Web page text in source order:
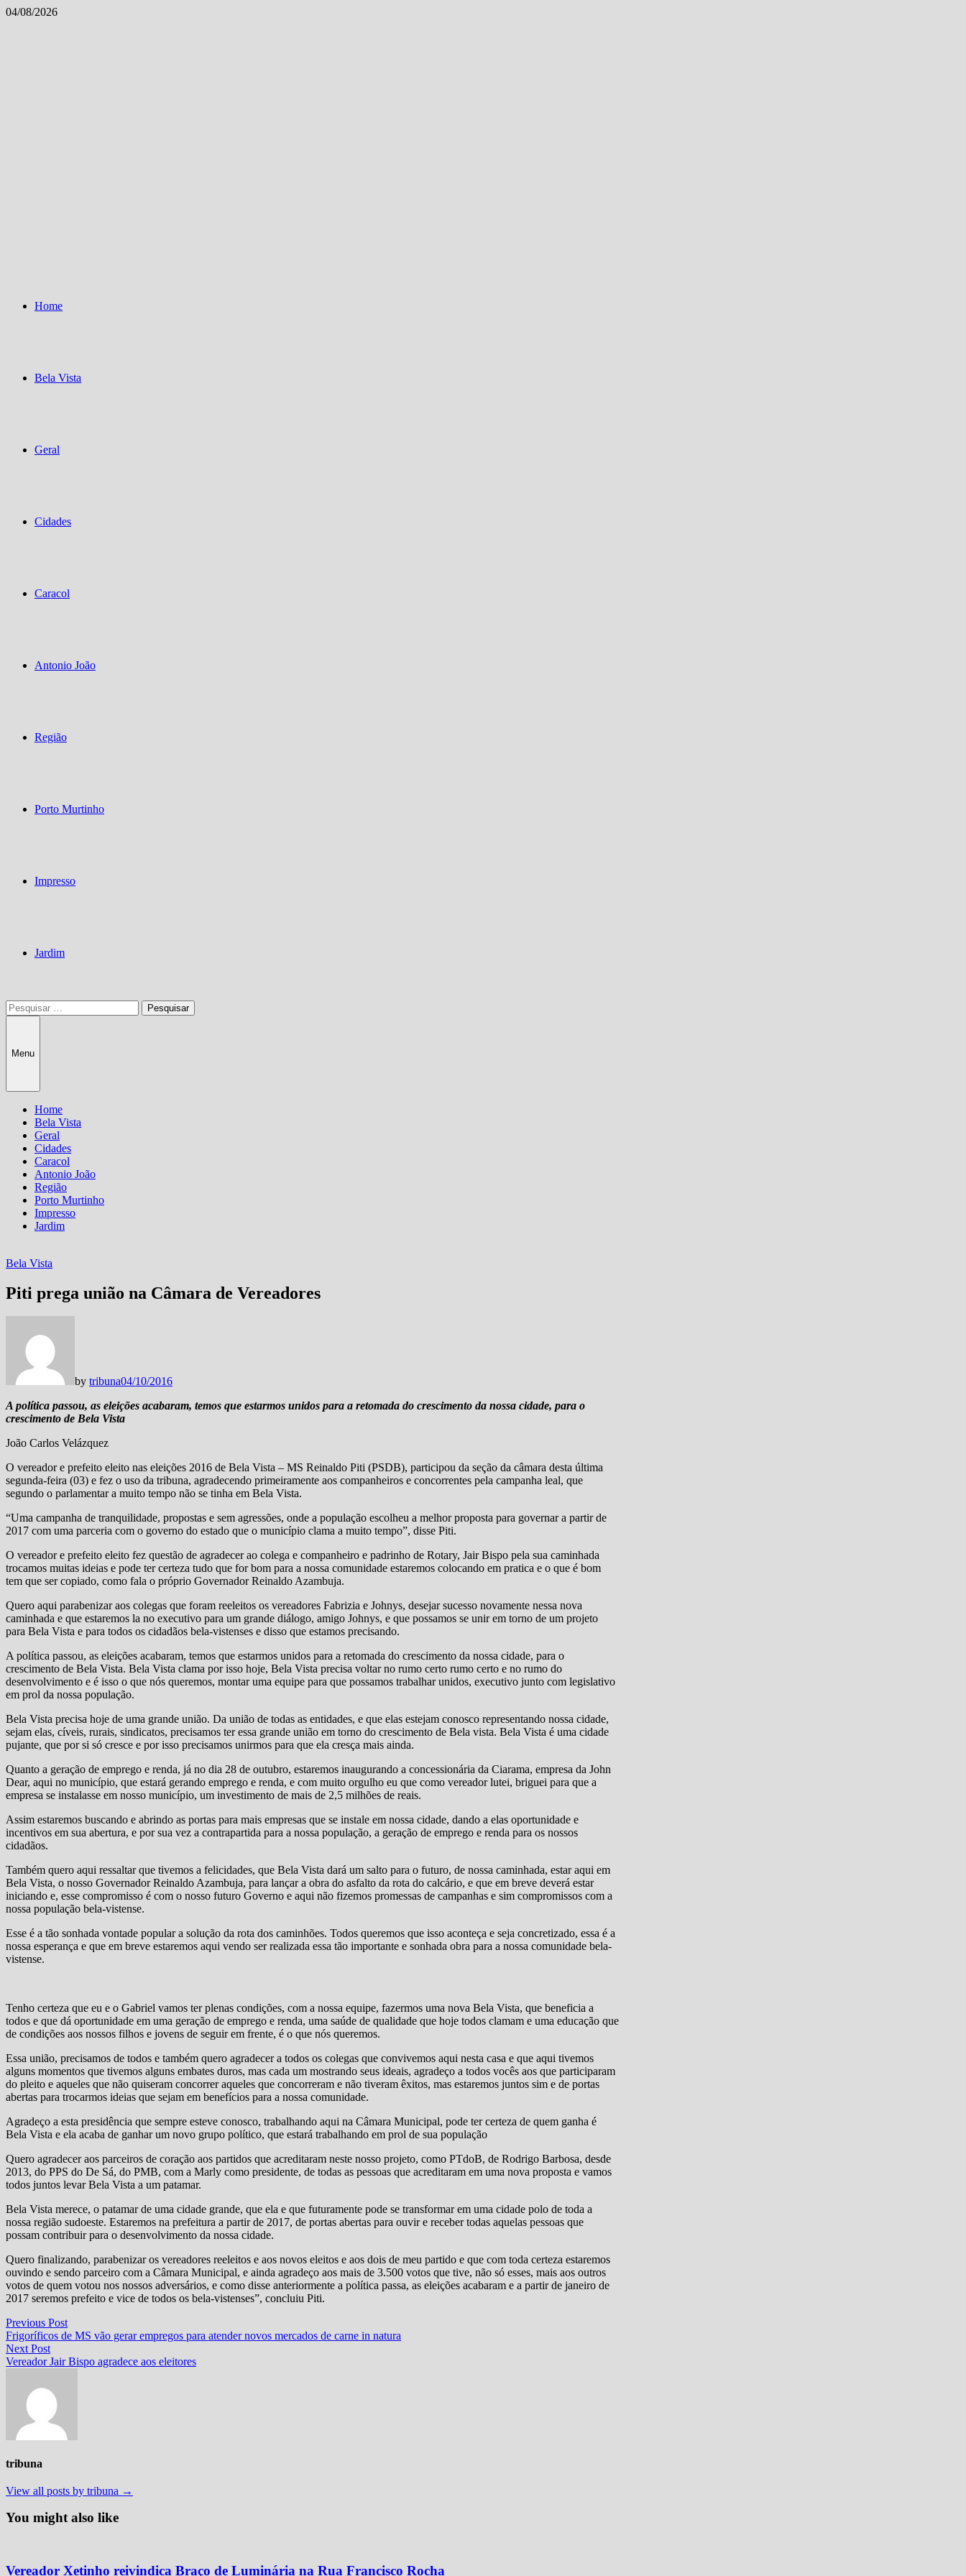
Skip
04/08/2026
Home
Bela Vista
Geral
Cidades
Caracol
Antonio João
Região
Porto Murtinho
Impresso
Jardim
Pesquisar
por:
Menu
Home
Bela Vista
Geral
Cidades
Caracol
Antonio João
Região
Porto Murtinho
Impresso
Jardim
Bela Vista
Piti prega união na Câmara de Vereadores
by tribuna04/10/2016
A política passou, as eleições acabaram, temos que estarmos unidos para a retomada do crescimento da nossa cidade, para o
crescimento de Bela Vista
João Carlos Velázquez
O vereador e prefeito eleito nas eleições 2016 de Bela Vista – MS Reinaldo Piti (PSDB), participou da seção da câmara desta última
segunda-feira (03) e fez o uso da tribuna, agradecendo primeiramente aos companheiros e concorrentes pela campanha leal, que
segundo o parlamentar a muito tempo não se tinha em Bela Vista.
“Uma campanha de tranquilidade, propostas e sem agressões, onde a população escolheu a melhor proposta para governar a partir de
2017 com uma parceria com o governo do estado que o município clama a muito tempo”, disse Piti.
O vereador e prefeito eleito fez questão de agradecer ao colega e companheiro e padrinho de Rotary, Jair Bispo pela sua caminhada
trocamos muitas ideias e pode ter certeza tudo que for bom para a nossa comunidade estaremos colocando em pratica e o que é bom
tem que ser copiado, como fala o próprio Governador Reinaldo Azambuja.
Quero aqui parabenizar aos colegas que foram reeleitos os vereadores Fabrizia e Johnys, desejar sucesso novamente nessa nova
caminhada e que estaremos la no executivo para um grande diálogo, amigo Johnys, e que possamos se unir em torno de um projeto
para Bela Vista e para todos os cidadãos bela-vistenses e disso que estamos precisando.
A política passou, as eleições acabaram, temos que estarmos unidos para a retomada do crescimento da nossa cidade, para o
crescimento de Bela Vista. Bela Vista clama por isso hoje, Bela Vista precisa voltar no rumo certo rumo certo e no rumo do
desenvolvimento e é isso o que nós queremos, montar uma equipe para que possamos trabalhar unidos, executivo junto com legislativo
em prol da nossa população.
Bela Vista precisa hoje de uma grande união. Da união de todas as entidades, e que elas estejam conosco representando nossa cidade,
sejam elas, cíveis, rurais, sindicatos, precisamos ter essa grande união em torno do crescimento de Bela vista. Bela Vista é uma cidade
pujante, que por si só cresce e por isso precisamos unirmos para que ela cresça mais ainda.
Quanto a geração de emprego e renda, já no dia 28 de outubro, estaremos inaugurando a concessionária da Ciarama, empresa da John
Dear, aqui no município, que estará gerando emprego e renda, e com muito orgulho eu que como vereador lutei, briguei para que a
empresa se instalasse em nosso município, um investimento de mais de 2,5 milhões de reais.
Assim estaremos buscando e abrindo as portas para mais empresas que se instale em nossa cidade, dando a elas oportunidade e
incentivos em sua abertura, e por sua vez a contrapartida para a nossa população, a geração de emprego e renda para os nossos
cidadãos.
Também quero aqui ressaltar que tivemos a felicidades, que Bela Vista dará um salto para o futuro, de nossa caminhada, estar aqui em
Bela Vista, o nosso Governador Reinaldo Azambuja, para lançar a obra do asfalto da rota do calcário, e que em breve deverá estar
iniciando e, esse compromisso é com o nosso futuro Governo e aqui não fizemos promessas de campanhas e sim compromissos com a
nossa população bela-vistense.
Esse é a tão sonhada vontade popular a solução da rota dos caminhões. Todos queremos que isso aconteça e seja concretizado, essa é a
nossa esperança e que em breve estaremos aqui vendo ser realizada essa tão importante e sonhada obra para a nossa comunidade bela-
vistense.
Tenho certeza que eu e o Gabriel vamos ter plenas condições, com a nossa equipe, fazermos uma nova Bela Vista, que beneficia a
todos e que dá oportunidade em uma geração de emprego e renda, uma saúde de qualidade que hoje todos clamam e uma educação que
de condições aos nossos filhos e jovens de seguir em frente, é o que nós queremos.
Essa união, precisamos de todos e também quero agradecer a todos os colegas que convivemos aqui nesta casa e que aqui tivemos
alguns momentos que tivemos alguns embates duros, mas cada um mostrando seus ideais, agradeço a todos vocês aos que participaram
do pleito e aqueles que não quiseram concorrer aqueles que concorreram e não tiveram êxitos, mas estaremos juntos sim e de portas
abertas para trocarmos ideias que sejam em benefícios para a nossa comunidade.
Agradeço a esta presidência que sempre esteve conosco, trabalhando aqui na Câmara Municipal, pode ter certeza de quem ganha é
Bela Vista e ela acaba de ganhar um novo grupo político, que estará trabalhando em prol de sua população
Quero agradecer aos parceiros de coração aos partidos que acreditaram neste nosso projeto, como PTdoB, de Rodrigo Barbosa, desde
2013, do PPS do De Sá, do PMB, com a Marly como presidente, de todas as pessoas que acreditaram em uma nova proposta e vamos
todos juntos levar Bela Vista a um patamar.
Bela Vista merece, o patamar de uma cidade grande, que ela e que futuramente pode se transformar em uma cidade polo de toda a
nossa região sudoeste. Estaremos na prefeitura a partir de 2017, de portas abertas para ouvir e receber todas aquelas pessoas que
possam contribuir para o desenvolvimento da nossa cidade.
Quero finalizando, parabenizar os vereadores reeleitos e aos novos eleitos e aos dois de meu partido e que com toda certeza estaremos
ouvindo e sendo parceiro com a Câmara Municipal, e ainda agradeço aos mais de 3.500 votos que tive, não só esses, mais aos outros
votos de quem votou nos nossos adversários, e como disse anteriormente a política passa, as eleições acabaram e a partir de janeiro de
2017 seremos prefeito e vice de todos os bela-vistenses”, concluiu Piti.
Navegação
de
Post
Previous PostPrevious
post:
Frigoríficos de MS vão gerar empregos para atender novos mercados de carne in natura
Next PostNext
post:
Vereador Jair Bispo agradece aos eleitores
tribuna
View all posts by tribuna →
You might also like
Vereador Xetinho reivindica Braço de Luminária na Rua Francisco Rocha